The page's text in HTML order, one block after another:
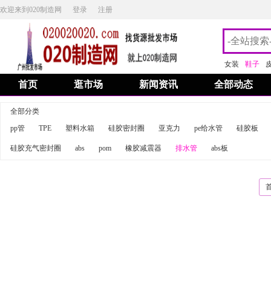
欢迎来到020制造网 登录 注册
女装 鞋子
首页 逛市场 新闻资讯 全部动态
全部分类
pp管
TPE 塑料水箱 硅胶密封圈 亚克力 pe给水管 硅胶板
硅胶充气密封圈 abs pom 橡胶减震器 排水管 abs板